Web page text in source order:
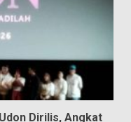
Dirilis, Angkat